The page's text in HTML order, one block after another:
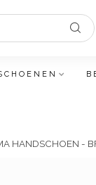
HANDSCHOEN -